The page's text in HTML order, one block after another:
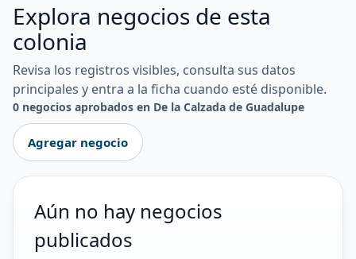
Explora negocios de esta
colonia
Revisa los registros visibles, consulta sus datos
principales y entra a la ficha cuando esté disponible.
0 negocios aprobados en De la Calzada de Guadalupe
Agregar negocio
Aún no hay negocios
publicados